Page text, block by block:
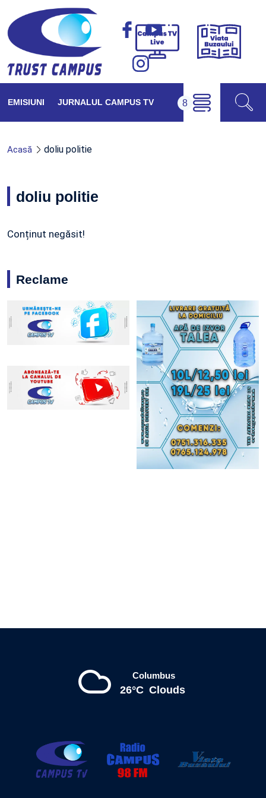
Campus
Viața
EMISIUNI JURNALUL CAMPUS TV
Acasă doliu politie
doliu politie
Conținut negăsit!
Reclame
Columbus
26°C Clouds